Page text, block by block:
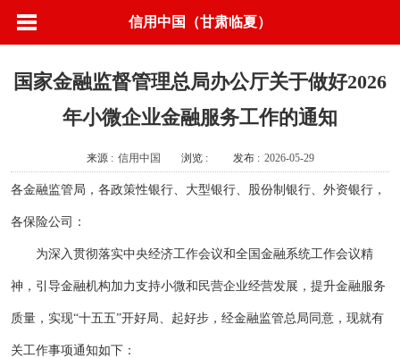
信用中国（甘肃临夏）
国家金融监督管理总局办公厅关于做好2026
年小微企业金融服务工作的通知
来源 : 信用中国 浏览 : 发布 : 2026-05-29
各金融监管局，各政策性银行、大型银行、股份制银行、外资银行，
各保险公司：
为深入贯彻落实中央经济工作会议和全国金融系统工作会议精
神，引导金融机构加力支持小微和民营企业经营发展，提升金融服务
质量，实现“十五五”开好局、起好步，经金融监管总局同意，现就有
关工作事项通知如下：